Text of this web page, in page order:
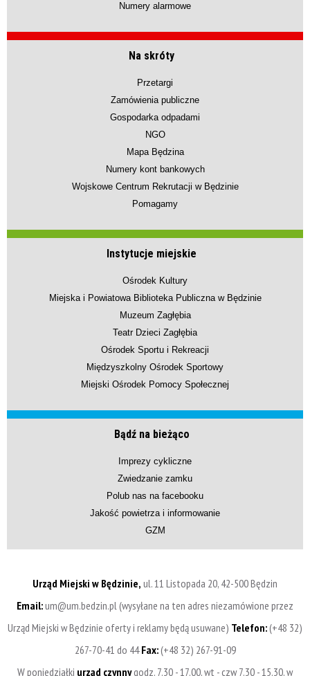
Numery alarmowe
Na skróty
Przetargi
Zamówienia publiczne
Gospodarka odpadami
NGO
Mapa Będzina
Numery kont bankowych
Wojskowe Centrum Rekrutacji w Będzinie
Pomagamy
Instytucje miejskie
Ośrodek Kultury
Miejska i Powiatowa Biblioteka Publiczna w Będzinie
Muzeum Zagłębia
Teatr Dzieci Zagłębia
Ośrodek Sportu i Rekreacji
Międzyszkolny Ośrodek Sportowy
Miejski Ośrodek Pomocy Społecznej
Bądź na bieżąco
Imprezy cykliczne
Zwiedzanie zamku
Polub nas na facebooku
Jakość powietrza i informowanie
GZM
Urząd Miejski w Będzinie, ul. 11 Listopada 20, 42-500 Będzin
Email:um@um.bedzin.pl (wysyłane na ten adres niezamówione przez
Urząd Miejski w Będzinie oferty i reklamy będą usuwane) Telefon:(+48 32)
267-70-41 do 44Fax:(+48 32) 267-91-09
W poniedziałki urząd czynnygodz. 7.30 - 17.00, wt - czw 7.30 - 15.30, w